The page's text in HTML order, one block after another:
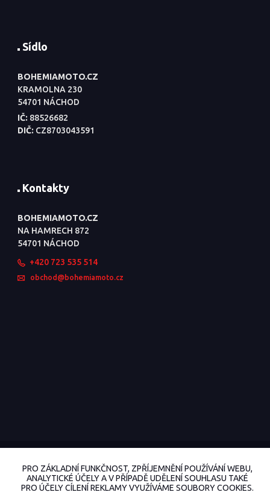
Sídlo
BOHEMIAMOTO.CZ
KRAMOLNA 230
54701 NÁCHOD
IČ: 88526682
DIČ: CZ8703043591
Kontakty
BOHEMIAMOTO.CZ
NA HAMRECH 872
54701 NÁCHOD
+420 723 535 514
obchod@bohemiamoto.cz
Vytvořeno na
Eshop-rychle.cz
PRO ZÁKLADNÍ FUNKČNOST, ZPŘÍJEMNĚNÍ POUŽÍVÁNÍ WEBU,
ANALYTICKÉ ÚČELY A V PŘÍPADĚ UDĚLENÍ SOUHLASU TAKÉ
PRO ÚČELY CÍLENÍ REKLAMY VYUŽÍVÁME SOUBORY COOKIES.